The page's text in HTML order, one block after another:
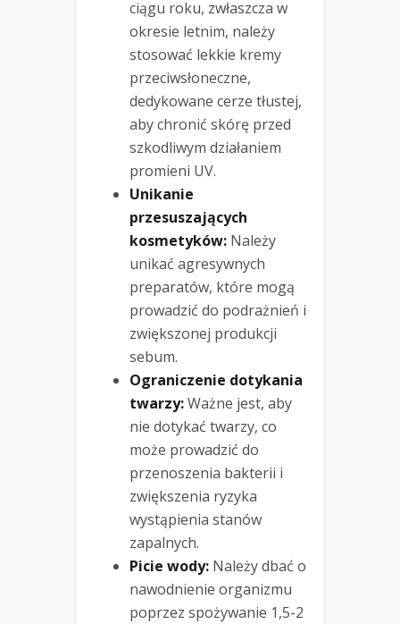
ciągu roku, zwłaszcza w
okresie letnim, należy
stosować lekkie kremy
przeciwsłoneczne,
dedykowane cerze tłustej,
aby chronić skórę przed
szkodliwym działaniem
promieni UV.
Unikanie
przesuszających
kosmetyków: Należy
unikać agresywnych
preparatów, które mogą
prowadzić do podrażnień i
zwiększonej produkcji
sebum.
Ograniczenie dotykania
twarzy:Ważne jest, aby
nie dotykać twarzy, co
może prowadzić do
przenoszenia bakterii i
zwiększenia ryzyka
wystąpienia stanów
zapalnych.
Picie wody: Należy dbać o
nawodnienie organizmu
poprzez spożywanie 1,5-2